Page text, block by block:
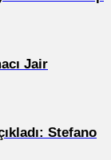
Jair
Stefano